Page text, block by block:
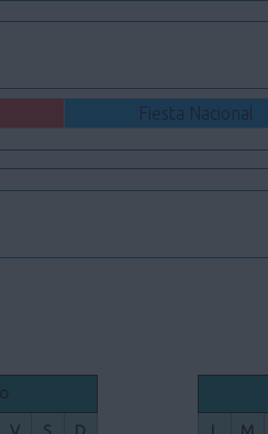
Fiesta Nacional
V S D M